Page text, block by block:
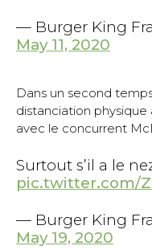
— Burger King
May 11, 2020
Dans un second
distanciation
avec le concurrent
Surtout s’il a le
pic.twitter.com/
— Burger King
May 19, 2020